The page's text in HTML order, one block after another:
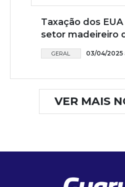
Taxação dos
setor madeireiro
GERAL 03/04/2025
VER MAIS